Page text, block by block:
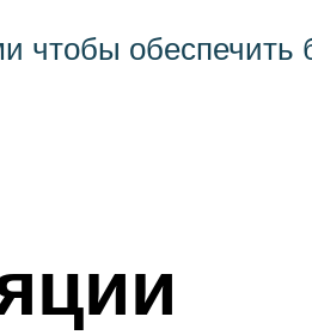
чтобы обеспечить